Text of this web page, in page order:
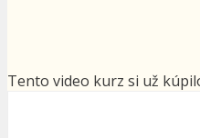
Tento video kurz si už